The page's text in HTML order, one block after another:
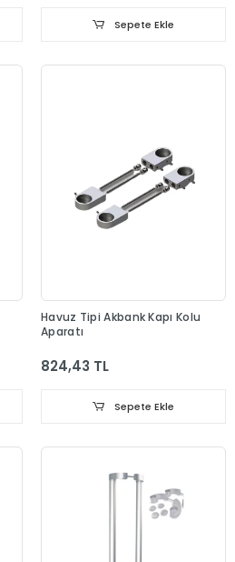
Sepete Ekle
Havuz Tipi Akbank Kapı Kolu
Aparatı
824,43 TL
Sepete Ekle